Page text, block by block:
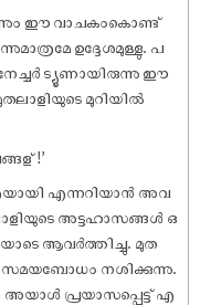
ഈ വാചകംകൊണ്ട്
ഉദ്ദേശമുള്ളു. പ
ട്യൂണായിരുന്നു ഈ
മുറിയിൽ
!’
എന്നറിയാൻ അവ
അട്ടഹാസങ്ങൾ ഒ
ആവർത്തിച്ചു. മുത
സമയബോധം നശിക്കുന്നു.
അയാൾ പ്രയാസപ്പെട്ട് എ